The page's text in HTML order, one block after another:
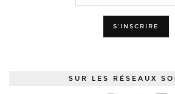
SUR LES RÉSEAUX